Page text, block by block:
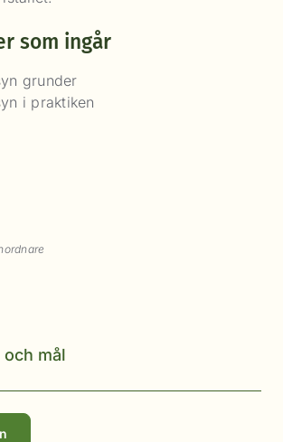
som ingår
grunder
i praktiken
mål